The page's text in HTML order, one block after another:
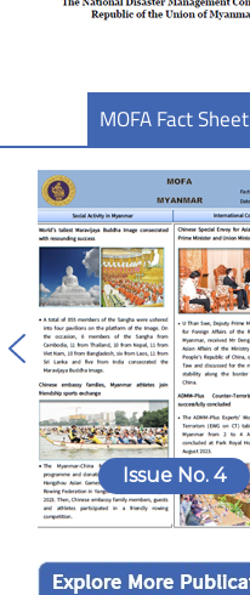
MOFA Fact Sheet
Issue No. 4